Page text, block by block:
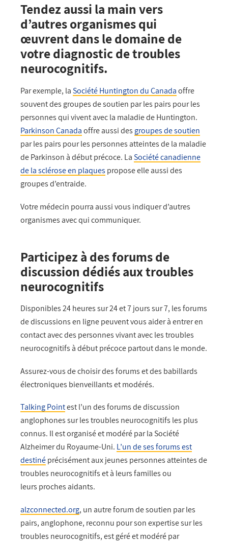
Tendez aussi la main vers
d’autres organismes qui
œuvrent dans le domaine de
votre diagnostic de troubles
neurocognitifs.
Par exemple, laSociété Huntington du Canadaoffre
souvent des groupes de soutien par les pairs pour les
personnes qui vivent avec la maladie de Huntington.
Parkinson Canadaoffre aussi des groupes de soutien
par les pairs pour les personnes atteintes de la maladie
de Parkinson à début précoce. LaSociété canadienne
de la sclérose en plaques propose elle aussi des
groupes d’entraide.
Votre médecin pourra aussi vous indiquer d’autres
organismes avec qui communiquer.
Participez à des forums de
discussion dédiésaux troubles
neurocognitifs
Disponibles 24 heures sur 24 et 7 jours sur 7, les forums
de discussions en ligne peuvent vous aider à entrer en
contact avec des personnes vivant avec les troubles
neurocognitifs à début précoce partout dans le monde.
Assurez-vous de choisir des forums et des babillards
électroniques bienveillants et modérés.
Talking Pointest l’un des forums de discussion
anglophones sur les troubles neurocognitifs les plus
connus. Il est organisé et modéré par la Société
Alzheimer du Royaume-Uni. L’un de ses forums est
destinéprécisément aux jeunes personnes atteintes de
troubles neurocognitifs et à leurs familles ou
leurs proches aidants.
alzconnected.org, un autre forum de soutien par les
pairs, anglophone, reconnu pour son expertise sur les
troubles neurocognitifs, est géré et modéré par